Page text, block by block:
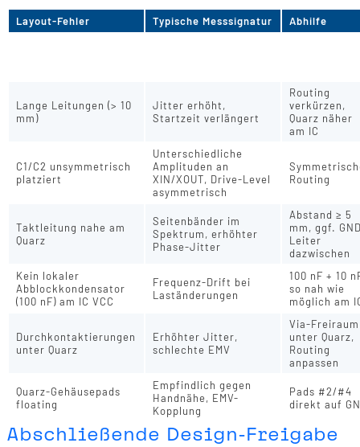
Layout-Fehler Typische Messsignatur Abhilfe
Lange Leitungen (> 10
mm)
Jitter erhöht,
Startzeit verlängert
Routing
verkürzen,
Quarz näher
am IC
C1/C2 unsymmetrisch
platziert
Unterschiedliche
Amplituden an
XIN/XOUT, Drive-Level
asymmetrisch
Routing
Taktleitung nahe am
Quarz
Seitenbänder im
Spektrum, erhöhter
Phase-Jitter
Abstand ≥ 5
mm, ggf.
Leiter
dazwischen
Kein lokaler
Abblockkondensator
(100 nF) am IC VCC
Frequenz-Drift bei
Laständerungen
100 nF + 10
so nah wie
möglich am
Durchkontaktierungen
unter Quarz
Erhöhter Jitter,
schlechte EMV
Via-Freiraum
unter Quarz,
Routing
anpassen
Quarz-Gehäusepads
floating
Empfindlich gegen
Handnähe, EMV-
Kopplung
Pads #2/#4
direkt auf
Abschließende Design-Freigabe